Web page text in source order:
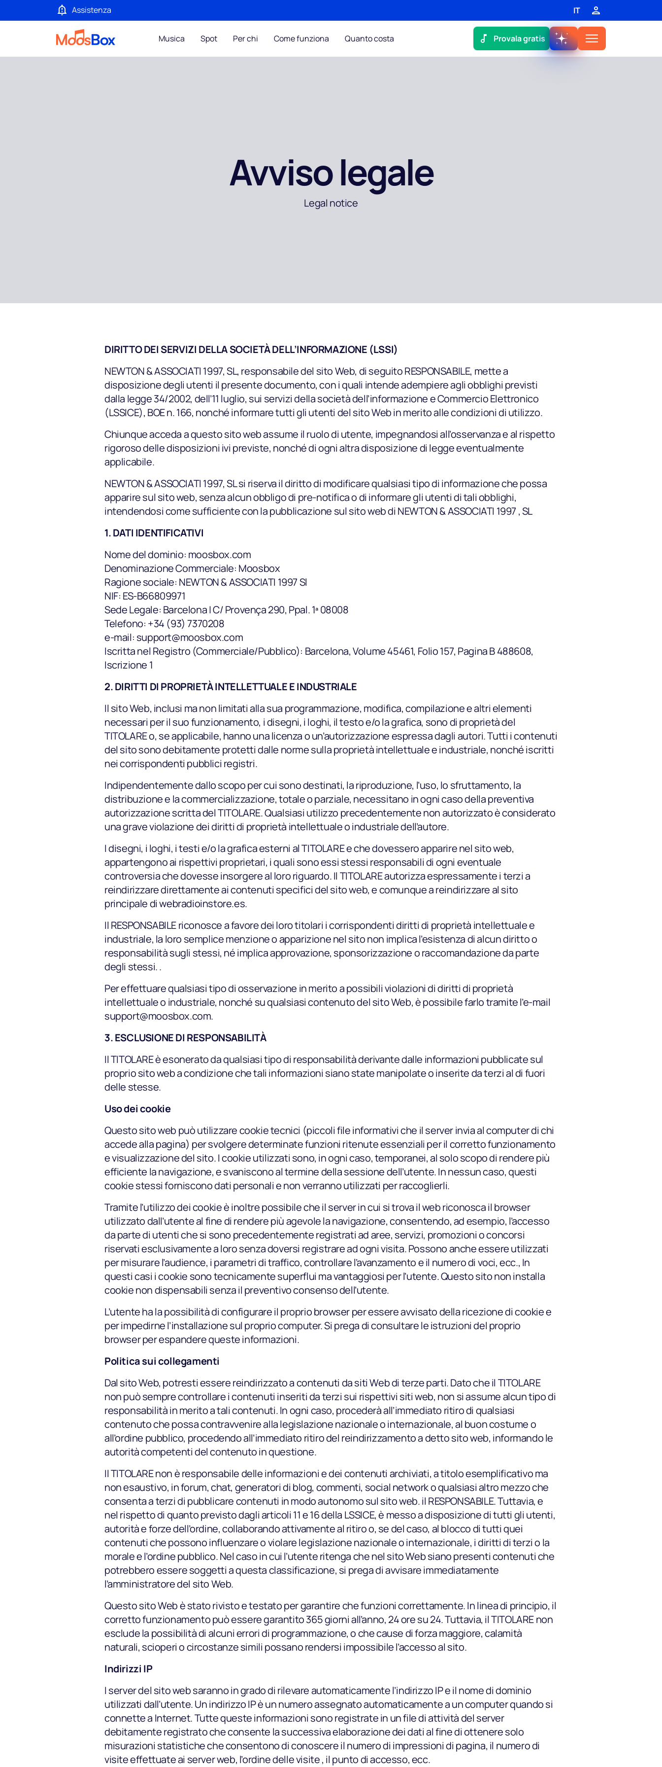
Assistenza IT
Musica Spot Per chi Come funziona Quanto costa Provala gratis
Musica
Playlist
Spot
Settori
Pricing
Come funziona
Blog
FAQ
Podcast
Fai suonare
business
Musica legale comprensiva di
tutti i diritti e Spot custom per
vendere di più.
Inizia prova
Avviso legale
Legal notice
DIRITTO DEI SERVIZI DELLA SOCIETÀ DELL’INFORMAZIONE (LSSI)
NEWTON & ASSOCIATI 1997, SL, responsabile del sito Web, di seguito RESPONSABILE, mette a
disposizione degli utenti il ​​presente documento, con i quali intende adempiere agli obblighi previsti
dalla legge 34/2002, dell’11 luglio, sui servizi della società dell’informazione e Commercio Elettronico
(LSSICE), BOE n. 166, nonché informare tutti gli utenti del sito Web in merito alle condizioni di utilizzo.
Chiunque acceda a questo sito web assume il ruolo di utente, impegnandosi all’osservanza e al rispetto
rigoroso delle disposizioni ivi previste, nonché di ogni altra disposizione di legge eventualmente
applicabile.
NEWTON & ASSOCIATI 1997, SL si riserva il diritto di modificare qualsiasi tipo di informazione che possa
apparire sul sito web, senza alcun obbligo di pre-notifica o di informare gli utenti di tali obblighi,
intendendosi come sufficiente con la pubblicazione sul sito web di NEWTON & ASSOCIATI 1997 , SL
1. DATI IDENTIFICATIVI
Nome del dominio: moosbox.com
Denominazione Commerciale: Moosbox
Ragione sociale: NEWTON & ASSOCIATI 1997 Sl
NIF: ES-B66809971
Sede Legale: Barcelona | C/ Provença 290, Ppal. 1ª 08008
Telefono: +34 (93) 7370208
e-mail: support@moosbox.com
Iscritta nel Registro (Commerciale/Pubblico): Barcelona, Volume 45461, Folio 157, Pagina B 488608,
Iscrizione 1
2. DIRITTI DI PROPRIETÀ INTELLETTUALE E INDUSTRIALE
Il sito Web, inclusi ma non limitati alla sua programmazione, modifica, compilazione e altri elementi
necessari per il suo funzionamento, i disegni, i loghi, il testo e/o la grafica, sono di proprietà del
TITOLARE o, se applicabile, hanno una licenza o un’autorizzazione espressa dagli autori. Tutti i contenuti
del sito sono debitamente protetti dalle norme sulla proprietà intellettuale e industriale, nonché iscritti
nei corrispondenti pubblici registri.
Indipendentemente dallo scopo per cui sono destinati, la riproduzione, l’uso, lo sfruttamento, la
distribuzione e la commercializzazione, totale o parziale, necessitano in ogni caso della preventiva
autorizzazione scritta del TITOLARE. Qualsiasi utilizzo precedentemente non autorizzato è considerato
una grave violazione dei diritti di proprietà intellettuale o industriale dell’autore.
I disegni, i loghi, i testi e/o la grafica esterni al TITOLARE e che dovessero apparire nel sito web,
appartengono ai rispettivi proprietari, i quali sono essi stessi responsabili di ogni eventuale
controversia che dovesse insorgere al loro riguardo. Il TITOLARE autorizza espressamente i terzi a
reindirizzare direttamente ai contenuti specifici del sito web, e comunque a reindirizzare al sito
principale di webradioinstore.es.
Il RESPONSABILE riconosce a favore dei loro titolari i corrispondenti diritti di proprietà intellettuale e
industriale, la loro semplice menzione o apparizione nel sito non implica l’esistenza di alcun diritto o
responsabilità sugli stessi, né implica approvazione, sponsorizzazione o raccomandazione da parte
degli stessi. .
Per effettuare qualsiasi tipo di osservazione in merito a possibili violazioni di diritti di proprietà
intellettuale o industriale, nonché su qualsiasi contenuto del sito Web, è possibile farlo tramite l’e-mail
support@moosbox.com.
3. ESCLUSIONE DI RESPONSABILITÀ
Il TITOLARE è esonerato da qualsiasi tipo di responsabilità derivante dalle informazioni pubblicate sul
proprio sito web a condizione che tali informazioni siano state manipolate o inserite da terzi al di fuori
delle stesse.
Uso dei cookie
Questo sito web può utilizzare cookie tecnici (piccoli file informativi che il server invia al computer di chi
accede alla pagina) per svolgere determinate funzioni ritenute essenziali per il corretto funzionamento
e visualizzazione del sito. I cookie utilizzati sono, in ogni caso, temporanei, al solo scopo di rendere più
efficiente la navigazione, e svaniscono al termine della sessione dell’utente. In nessun caso, questi
cookie stessi forniscono dati personali e non verranno utilizzati per raccoglierli.
Tramite l’utilizzo dei cookie è inoltre possibile che il server in cui si trova il web riconosca il browser
utilizzato dall’utente al fine di rendere più agevole la navigazione, consentendo, ad esempio, l’accesso
da parte di utenti che si sono precedentemente registrati ad aree, servizi, promozioni o concorsi
riservati esclusivamente a loro senza doversi registrare ad ogni visita. Possono anche essere utilizzati
per misurare l’audience, i parametri di traffico, controllare l’avanzamento e il numero di voci, ecc., In
questi casi i cookie sono tecnicamente superflui ma vantaggiosi per l’utente. Questo sito non installa
cookie non dispensabili senza il preventivo consenso dell’utente.
L’utente ha la possibilità di configurare il proprio browser per essere avvisato della ricezione di cookie e
per impedirne l’installazione sul proprio computer. Si prega di consultare le istruzioni del proprio
browser per espandere queste informazioni.
Politica sui collegamenti
Dal sito Web, potresti essere reindirizzato a contenuti da siti Web di terze parti. Dato che il TITOLARE
non può sempre controllare i contenuti inseriti da terzi sui rispettivi siti web, non si assume alcun tipo di
responsabilità in merito a tali contenuti. In ogni caso, procederà all’immediato ritiro di qualsiasi
contenuto che possa contravvenire alla legislazione nazionale o internazionale, al buon costume o
all’ordine pubblico, procedendo all’immediato ritiro del reindirizzamento a detto sito web, informando le
autorità competenti del contenuto in questione.
Il TITOLARE non è responsabile delle informazioni e dei contenuti archiviati, a titolo esemplificativo ma
non esaustivo, in forum, chat, generatori di blog, commenti, social network o qualsiasi altro mezzo che
consenta a terzi di pubblicare contenuti in modo autonomo sul sito web. il RESPONSABILE. Tuttavia, e
nel rispetto di quanto previsto dagli articoli 11 e 16 della LSSICE, è messo a disposizione di tutti gli utenti,
autorità e forze dell’ordine, collaborando attivamente al ritiro o, se del caso, al blocco di tutti quei
contenuti che possono influenzare o violare legislazione nazionale o internazionale, i diritti di terzi o la
morale e l’ordine pubblico. Nel caso in cui l’utente ritenga che nel sito Web siano presenti contenuti che
potrebbero essere soggetti a questa classificazione, si prega di avvisare immediatamente
l’amministratore del sito Web.
Questo sito Web è stato rivisto e testato per garantire che funzioni correttamente. In linea di principio, il
corretto funzionamento può essere garantito 365 giorni all’anno, 24 ore su 24. Tuttavia, il TITOLARE non
esclude la possibilità di alcuni errori di programmazione, o che cause di forza maggiore, calamità
naturali, scioperi o circostanze simili possano rendersi impossibile l’accesso al sito.
Indirizzi IP
I server del sito web saranno in grado di rilevare automaticamente l’indirizzo IP e il nome di dominio
utilizzati dall’utente. Un indirizzo IP è un numero assegnato automaticamente a un computer quando si
connette a Internet. Tutte queste informazioni sono registrate in un file di attività del server
debitamente registrato che consente la successiva elaborazione dei dati al fine di ottenere solo
misurazioni statistiche che consentono di conoscere il numero di impressioni di pagina, il numero di
visite effettuate ai server web, l’ordine delle visite , il punto di accesso, ecc.